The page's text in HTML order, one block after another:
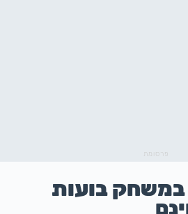
פרסומת
במשחק בועות